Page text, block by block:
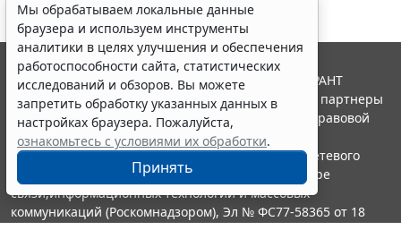
Мы обрабатываем локальные данные
браузера и используем инструменты
аналитики в целях улучшения и обеспечения
работоспособности сайта, статистических
исследований и обзоров. Вы можете
запретить обработку указанных данных в
настройках браузера. Пожалуйста,
ознакомьтесь с условиями их обработки.
Принять
© ООО "НПП "ГАРАНТ-СЕРВИС", 2026. Система ГАРАНТ
выпускается с 1990 года. Компания "Гарант" и ее партнеры
являются участниками Российской ассоциации правовой
информации ГАРАНТ.
Портал ГАРАНТ.РУ зарегистрирован в качестве сетевого
издания Федеральной службой по надзору в сфере
связи,информационных технологий и массовых
коммуникаций (Роскомнадзором), Эл № ФС77-58365 от 18